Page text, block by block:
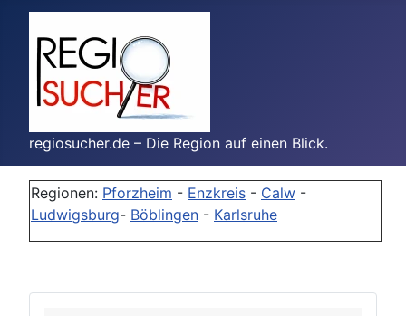
regiosucher.de – Die Region auf einen Blick.
Regionen: Pforzheim - Enzkreis - Calw -
Ludwigsburg- Böblingen - Karlsruhe